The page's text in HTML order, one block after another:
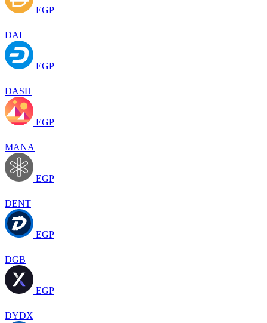
EGP
DAI
EGP
DASH
EGP
MANA
EGP
DENT
EGP
DGB
EGP
DYDX